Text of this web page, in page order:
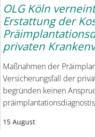
OLG Köln
Erstattung der
privaten
Maßnahmen der
Versicherungsfall der
begründen keinen
15 August